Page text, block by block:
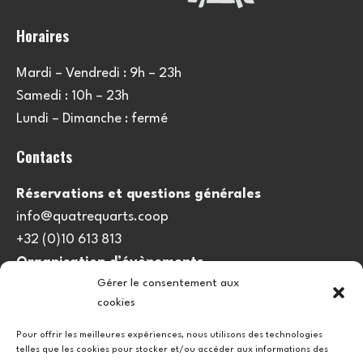
Gérer le consentement aux
cookies
Pour offrir les meilleures expériences, nous utilisons des technologies
telles que les cookies pour stocker et/ou accéder aux informations des
Horaires
Mardi – Vendredi : 9h – 23h
Samedi : 10h – 23h
Lundi – Dimanche : fermé
Contacts
Réservations et questions générales
info@quatrequarts.coop
+32 (0)10 613 813
Organisation d’évènements
viedulieu@quatrequarts.coop
Politique de cookies (UE)